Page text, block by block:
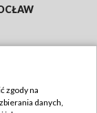
zgody na
danych,